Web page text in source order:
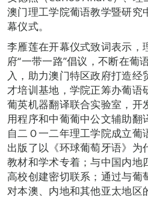
澳门理工学院葡语教学暨研究
幕仪式。
李雁莲在开幕仪式致词表示，
府“一带一路”倡议，不断在葡
入，助力澳门特区政府打造经
才培训基地，学院正筹办葡语
葡英机器翻译联合实验室，开
用程序和中葡葡中公文辅助翻
自二Ｏ一二年理工学院成立葡
出版了以《环球葡萄牙语》为
教材和学术专着；与中国内地
高校创建密切联系；通过与葡
对本澳、内地和其他亚太地区